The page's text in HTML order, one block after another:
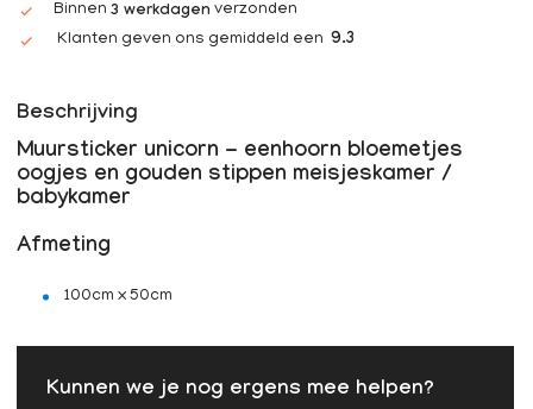
Binnen 3 werkdagen verzonden
Klanten geven ons gemiddeld een 9.3
Beschrijving
Muursticker unicorn - eenhoorn bloemetjes
oogjes en gouden stippen meisjeskamer /
babykamer
Afmeting
100cm x 50cm
Kunnen we je nog ergens mee helpen?